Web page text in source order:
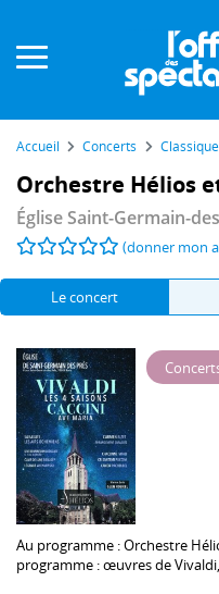
Accueil Concerts Classique
Orchestre Hélios
Église Saint-Germain-
(donner mon
Le concert
Au programme :Orchestre
programme : œuvres de